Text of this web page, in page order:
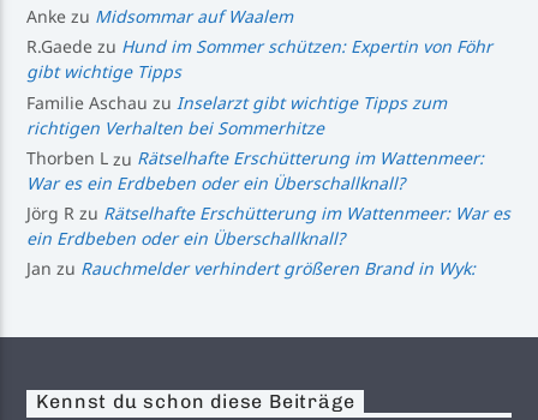
Anke zu Midsommar auf Waalem
R.Gaede zu Hund im Sommer schützen: Expertin von Föhr
gibt wichtige Tipps
Familie Aschau zu Inselarzt gibt wichtige Tipps zum
richtigen Verhalten bei Sommerhitze
Thorben L zu Rätselhafte Erschütterung im Wattenmeer:
War es ein Erdbeben oder ein Überschallknall?
Jörg R zu Rätselhafte Erschütterung im Wattenmeer: War es
ein Erdbeben oder ein Überschallknall?
Jan zu Rauchmelder verhindert größeren Brand in Wyk:
Kennst du schon diese Beiträge